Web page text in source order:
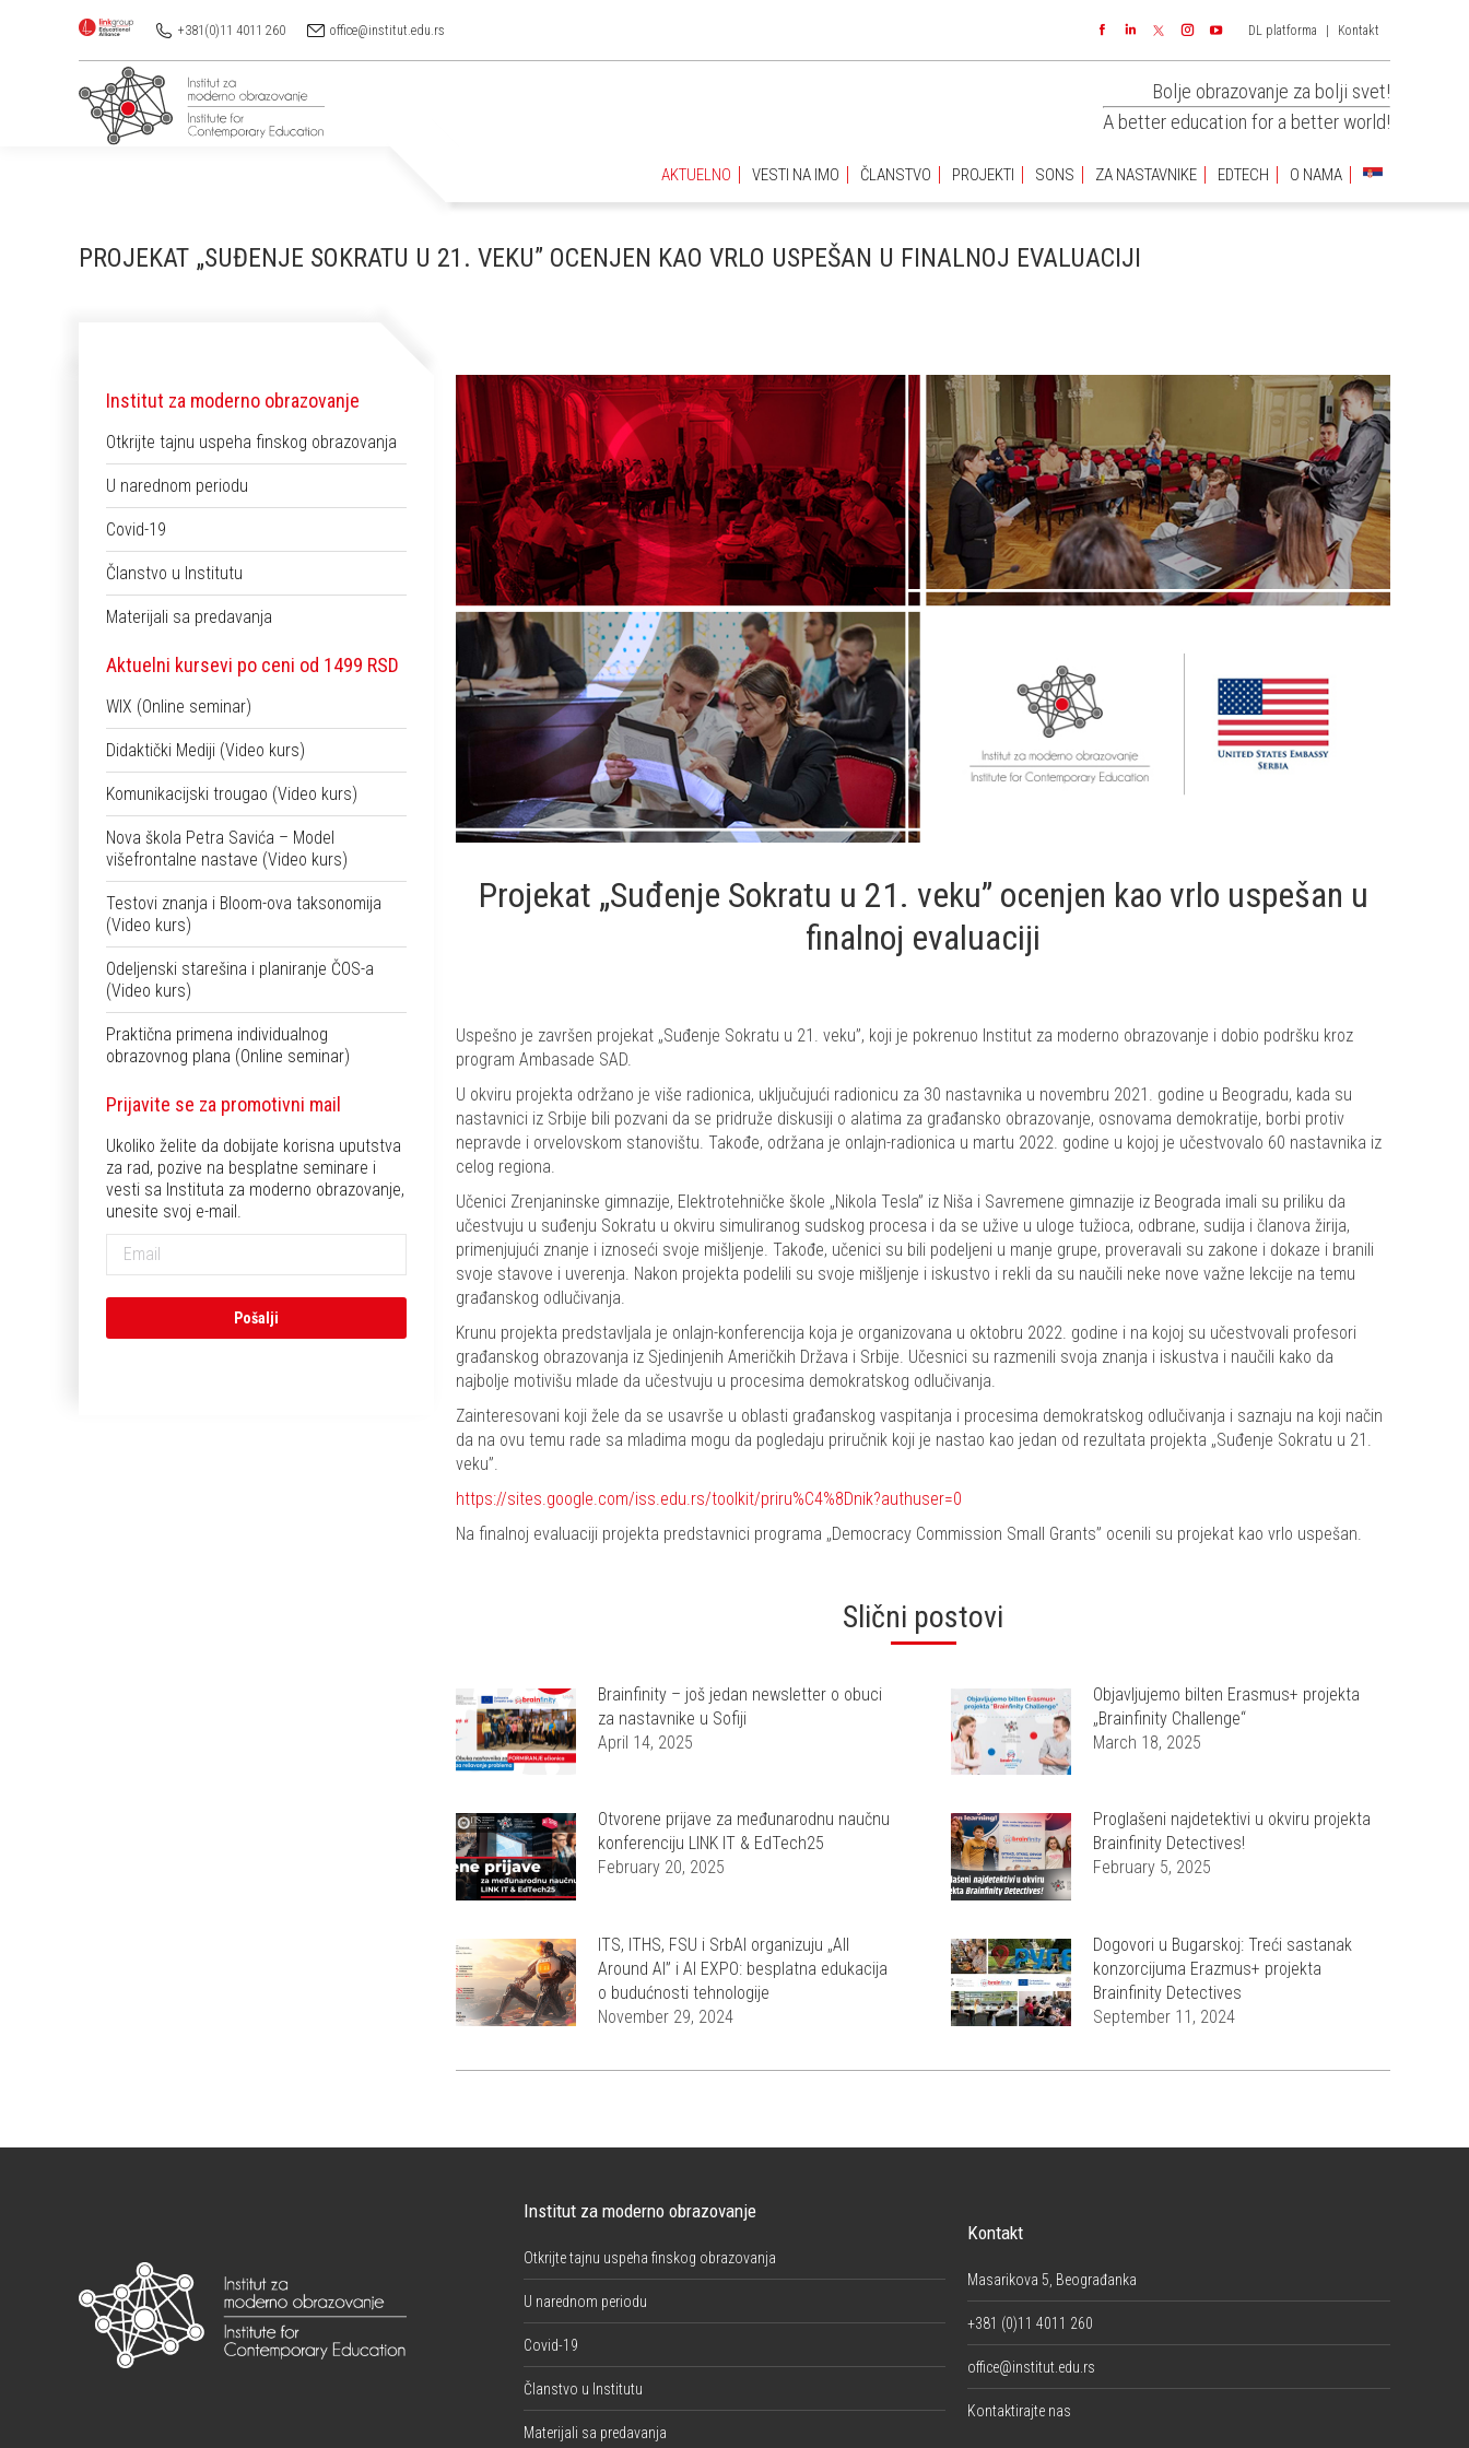
+381(0)11 4011 260 office@institut.edu.rs
FacebookLinkedin Instagram
DL platforma Kontakt
Bolje obrazovanje za bolji svet!
A better education for a better world!
AKTUELNO VESTI NA IMO ČLANSTVO PROJEKTI SONS ZA NASTAVNIKE EDTECH O NAMA
PROJEKAT „SUĐENJE SOKRATU U 21. VEKU” OCENJEN KAO VRLO USPEŠAN U FINALNOJ EVALUACIJI
Projekat „Suđenje Sokratu u 21. veku” ocenjen kao vrlo uspešan u
finalnoj evaluaciji
Uspešno je završen projekat „Suđenje Sokratu u 21. veku”, koji je pokrenuo Institut za moderno obrazovanje i dobio podršku kroz
program Ambasade SAD.
U okviru projekta održano je više radionica, uključujući radionicu za 30 nastavnika u novembru 2021. godine u Beogradu, kada su
nastavnici iz Srbije bili pozvani da se pridruže diskusiji o alatima za građansko obrazovanje, osnovama demokratije, borbi protiv
nepravde i orvelovskom stanovištu. Takođe, održana je onlajn-radionica u martu 2022. godine u kojoj je učestvovalo 60 nastavnika iz
celog regiona.
Učenici Zrenjaninske gimnazije, Elektrotehničke škole „Nikola Tesla” iz Niša i Savremene gimnazije iz Beograda imali su priliku da
učestvuju u suđenju Sokratu u okviru simuliranog sudskog procesa i da se užive u uloge tužioca, odbrane, sudija i članova žirija,
primenjujući znanje i iznoseći svoje mišljenje. Takođe, učenici su bili podeljeni u manje grupe, proveravali su zakone i dokaze i branili
svoje stavove i uverenja. Nakon projekta podelili su svoje mišljenje i iskustvo i rekli da su naučili neke nove važne lekcije na temu
građanskog odlučivanja.
Krunu projekta predstavljala je onlajn-konferencija koja je organizovana u oktobru 2022. godine i na kojoj su učestvovali profesori
građanskog obrazovanja iz Sjedinjenih Američkih Država i Srbije. Učesnici su razmenili svoja znanja i iskustva i naučili kako da
najbolje motivišu mlade da učestvuju u procesima demokratskog odlučivanja.
Zainteresovani koji žele da se usavrše u oblasti građanskog vaspitanja i procesima demokratskog odlučivanja i saznaju na koji način
da na ovu temu rade sa mladima mogu da pogledaju priručnik koji je nastao kao jedan od rezultata projekta „Suđenje Sokratu u 21.
veku”.
https://sites.google.com/iss.edu.rs/toolkit/priru%C4%8Dnik?authuser=0
Na finalnoj evaluaciji projekta predstavnici programa „Democracy Commission Small Grants” ocenili su projekat kao vrlo uspešan.
Slični postovi
Brainfinity – još jedan newsletter o obuci
za nastavnike u Sofiji
April 14, 2025
Objavljujemo bilten Erasmus+ projekta
„Brainfinity Challenge“
March 18, 2025
Otvorene prijave za međunarodnu naučnu
konferenciju LINK IT & EdTech25
February 20, 2025
Proglašeni najdetektivi u okviru projekta
Brainfinity Detectives!
February 5, 2025
ITS, ITHS, FSU i SrbAI organizuju „All
Around AI” i AI EXPO: besplatna edukacija
o budućnosti tehnologije
November 29, 2024
Dogovori u Bugarskoj: Treći sastanak
konzorcijuma Erazmus+ projekta
Brainfinity Detectives
September 11, 2024
Institut za moderno obrazovanje
Otkrijte tajnu uspeha finskog obrazovanja
U narednom periodu
Covid-19
Članstvo u Institutu
Materijali sa predavanja
Aktuelni kursevi po ceni od 1499 RSD
WIX (Online seminar)
Didaktički Mediji (Video kurs)
Komunikacijski trougao (Video kurs)
Nova škola Petra Savića – Model
višefrontalne nastave (Video kurs)
Testovi znanja i Bloom-ova taksonomija
(Video kurs)
Odeljenski starešina i planiranje ČOS-a
(Video kurs)
Praktična primena individualnog
obrazovnog plana (Online seminar)
Prijavite se za promotivni mail
Ukoliko želite da dobijate korisna uputstva
za rad, pozive na besplatne seminare i
vesti sa Instituta za moderno obrazovanje,
unesite svoj e-mail.
Institut za moderno obrazovanje
Otkrijte tajnu uspeha finskog obrazovanja
U narednom periodu
Covid-19
Članstvo u Institutu
Materijali sa predavanja
Kontakt
Masarikova 5, Beograđanka
+381 (0)11 4011 260
office@institut.edu.rs
Kontaktirajte nas
ZA NASTAVNIKE EDTECH O NAMA